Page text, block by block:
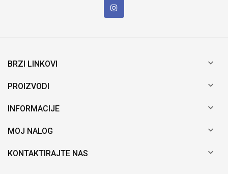
BRZI LINKOVI 
PROIZVODI 
INFORMACIJE 
MOJ NALOG 
KONTAKTIRAJTE NAS 